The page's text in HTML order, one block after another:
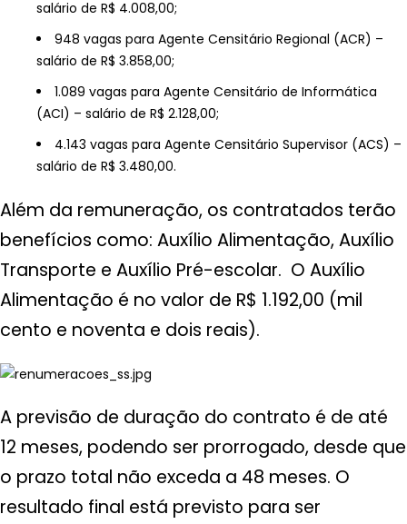
salário de R$ 4.008,00;
948 vagas para Agente Censitário Regional (ACR) –
salário de R$ 3.858,00;
1.089 vagas para Agente Censitário de Informática
(ACI) – salário de R$ 2.128,00;
4.143 vagas para Agente Censitário Supervisor (ACS) –
salário de R$ 3.480,00.
Além da remuneração, os contratados terão
benefícios como: Auxílio Alimentação, Auxílio
Transporte e Auxílio Pré-escolar. O Auxílio
Alimentação é no valor de R$ 1.192,00 (mil
cento e noventa e dois reais).
A previsão de duração do contrato é de até
12 meses, podendo ser prorrogado, desde que
o prazo total não exceda a 48 meses. O
resultado final está previsto para ser